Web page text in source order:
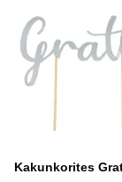
Kakunkorites
Merkitse